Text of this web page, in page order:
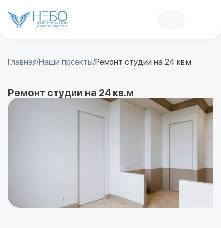
РЕМОНТ КВАРТИР
ДОМОВИОФИСОВ
Главная/Наши проекты/Ремонт студии на 24 кв.м
Ремонт студии на 24 кв.м